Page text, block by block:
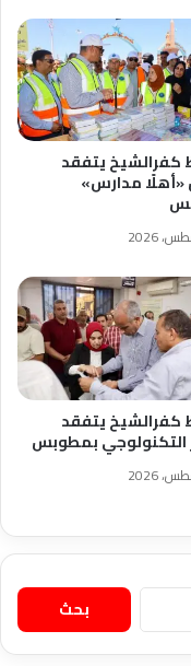
كفرالشيخ يتفقد
مدارس»
كفرالشيخ يتفقد
التكنولوجي بمطوبس
البحث
عن: